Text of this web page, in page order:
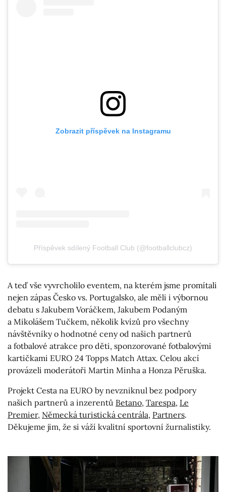
Zobrazit příspěvek na Instagramu
Příspěvek sdílený Football Club (@footballclubcz)
A teď vše vyvrcholilo eventem, na kterém jsme promítali
nejen zápas Česko vs. Portugalsko, ale měli i výbornou
debatu s Jakubem Voráčkem, Jakubem Podaným
a Mikolášem Tučkem, několik kvízů pro všechny
návštěvníky o hodnotné ceny od našich partnerů
a fotbalové atrakce pro děti, sponzorované fotbalovými
kartičkami EURO 24 Topps Match Attax. Celou akcí
provázeli moderátoři Martin Minha a Honza Pěruška.
Projekt Cesta na EURO by nevzniknul bez podpory
našich partnerů a inzerentů Betano, Tarespa, Le
Premier, Německá turistická centrála, Partners.
Děkujeme jim, že si váží kvalitní sportovní žurnalistiky.